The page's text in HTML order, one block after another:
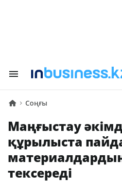
Соңғы
Маңғыстау
құрылыста
тексереді